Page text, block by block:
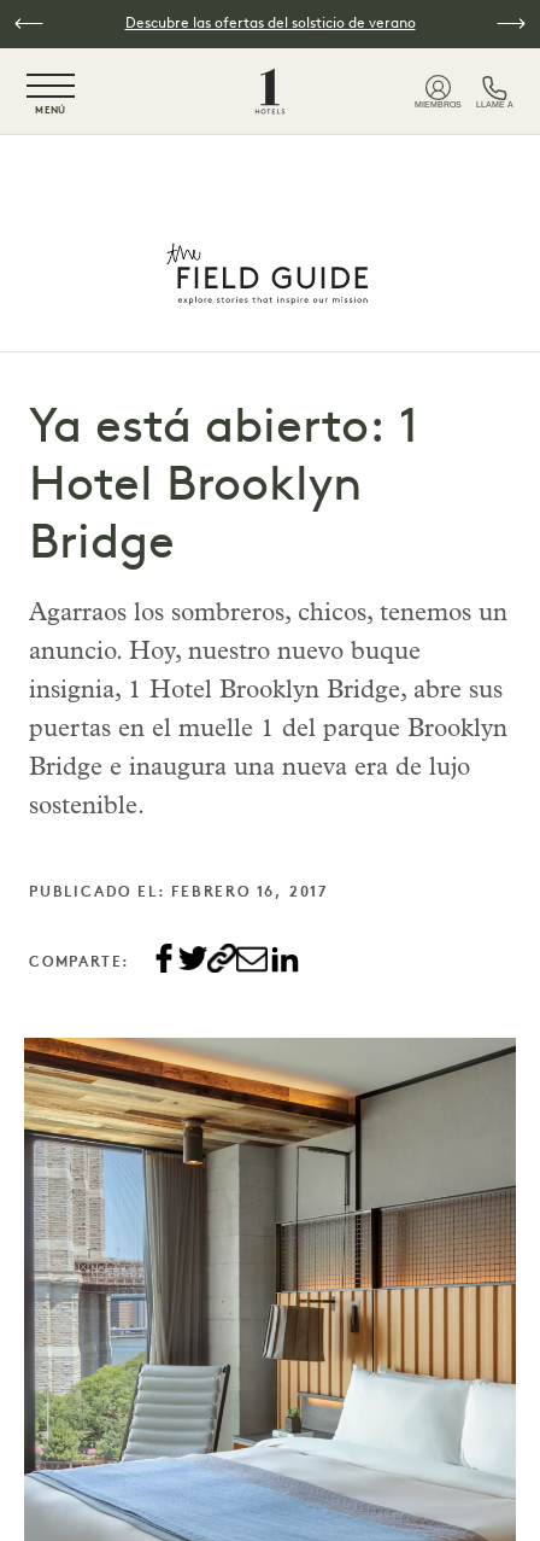
Ir al contenido principalDescubre las ofertas del solsticio de verano
MENÚ
MIEMBROS LLAME A
Ya está abierto: 1
Hotel Brooklyn
Bridge
Agarraos los sombreros, chicos, tenemos un
anuncio. Hoy, nuestro nuevo buque
insignia, 1 Hotel Brooklyn Bridge, abre sus
puertas en el muelle 1 del parque Brooklyn
Bridge e inaugura una nueva era de lujo
sostenible.
PUBLICADO EL: FEBRERO 16, 2017
COMPARTE: